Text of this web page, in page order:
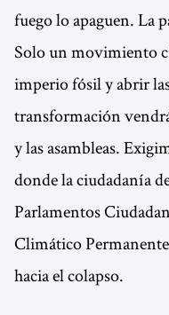
fuego lo apaguen. La
Solo un movimiento
imperio fósil y abrir
transformación vendrá
y las asambleas.
donde la ciudadanía
Parlamentos
Climático
hacia el colapso.